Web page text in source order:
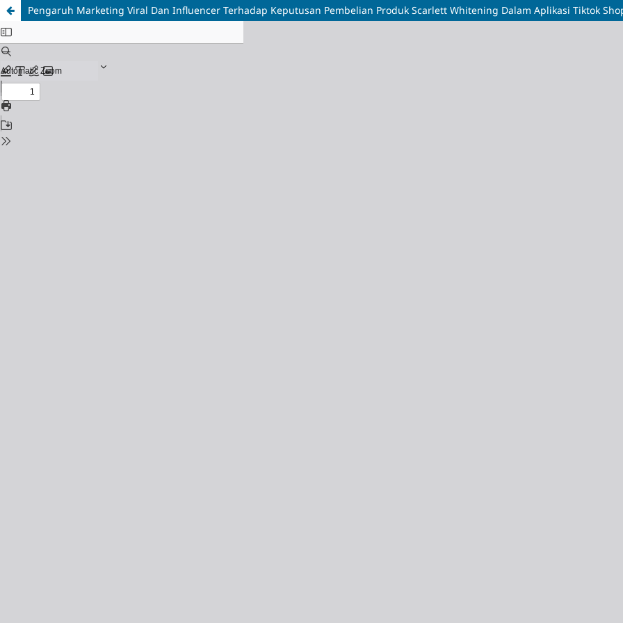
Pengaruh Marketing Viral Dan Influencer Terhadap Keputusan Pembelian Produk Scarlett Whitening Dalam Aplikasi Tiktok